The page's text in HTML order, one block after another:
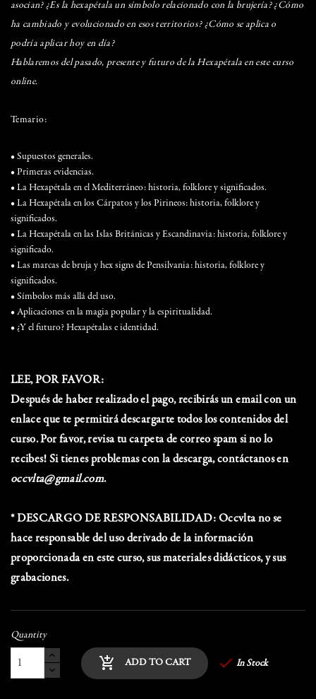
asocian? ¿Es la hexapétala un símbolo relacionado con la brujería? ¿Cómo
ha cambiado y evolucionado en esos territorios? ¿Cómo se aplica o
podría aplicar hoy en día?
Hablaremos del pasado, presente y futuro de la Hexapétala en este curso
online.
Temario:
• Supuestos generales.
• Primeras evidencias.
• La Hexapétala en el Mediterráneo: historia, folklore y significados.
• La Hexapétala en los Cárpatos y los Pirineos: historia, folklore y
significados.
• La Hexapétala en las Islas Británicas y Escandinavia: historia, folklore y
significado.
• Las marcas de bruja y hex signs de Pensilvania: historia, folklore y
significados.
• Símbolos más allá del uso.
• Aplicaciones en la magia popular y la espiritualidad.
• ¿Y el futuro? Hexapétalas e identidad.
LEE, POR FAVOR:
Después de haber realizado el pago, recibirás un email con un
enlace que te permitirá descargarte todos los contenidos del
curso. Por favor, revisa tu carpeta de correo spam si no lo
recibes! Si tienes problemas con la descarga, contáctanos en
occvlta@gmail.com.
* DESCARGO DE RESPONSABILIDAD: Occvlta no se
hace responsable del uso derivado de la información
proporcionada en este curso, sus materiales didácticos, y sus
grabaciones.
Quantity
add_shopping_cart ADD TO CART  In Stock